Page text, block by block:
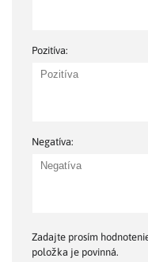
Pozitíva:
Negatíva:
Zadajte prosím
položka je povinná.